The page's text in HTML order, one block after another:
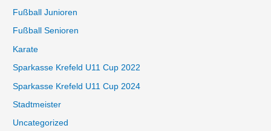
Fußball Junioren
Fußball Senioren
Karate
Sparkasse Krefeld U11 Cup 2022
Sparkasse Krefeld U11 Cup 2024
Stadtmeister
Uncategorized